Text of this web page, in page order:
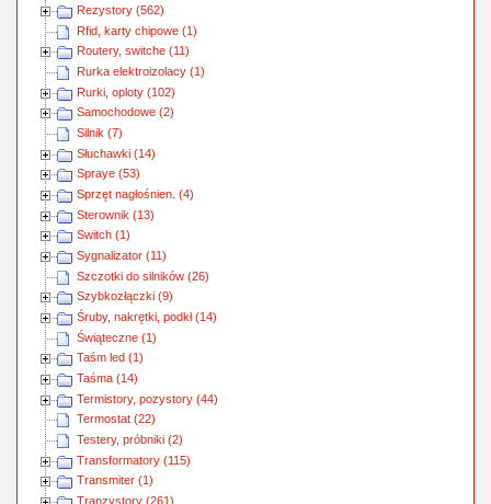
Rezystory (562)
Rfid, karty chipowe (1)
Routery, switche (11)
Rurka elektroizolacy (1)
Rurki, oploty (102)
Samochodowe (2)
Silnik (7)
Słuchawki (14)
Spraye (53)
Sprzęt nagłośnien. (4)
Sterownik (13)
Switch (1)
Sygnalizator (11)
Szczotki do silników (26)
Szybkozłączki (9)
Śruby, nakrętki, podkł (14)
Świąteczne (1)
Taśm led (1)
Taśma (14)
Termistory, pozystory (44)
Termostat (22)
Testery, próbniki (2)
Transformatory (115)
Transmiter (1)
Tranzystory (261)